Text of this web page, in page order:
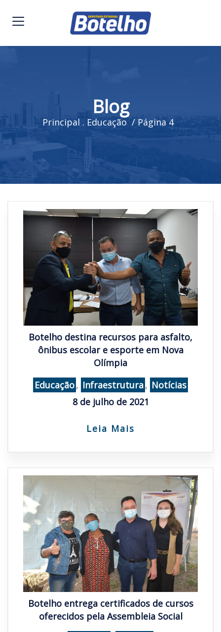
Blog
Principal . Educação (
/ Página 4 )
Botelho destina recursos para asfalto,
ônibus escolar e esporte em Nova
Olímpia
Educação, Infraestrutura, Notícias
8 de julho de 2021
Leia Mais
Botelho entrega certificados de cursos
oferecidos pela Assembleia Social